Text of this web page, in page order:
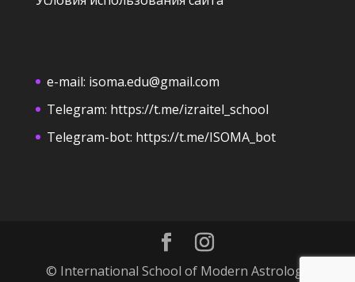
e-mail: isoma.edu@gmail.com
Telegram: https://t.me/izraitel_school
Telegram-bot: https://t.me/ISOMA_bot
© International School of Modern Astrology